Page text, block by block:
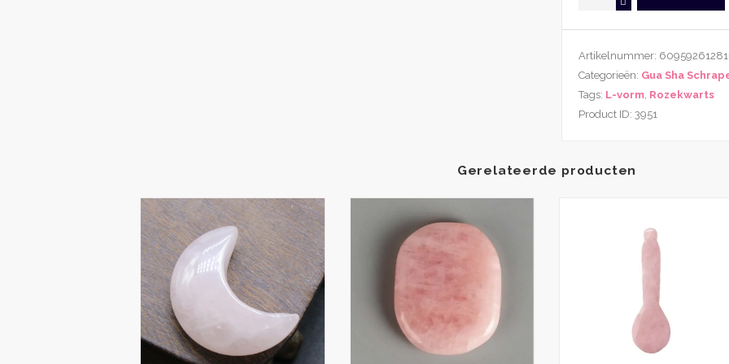
L-
vorm
aantal
Artikelnummer:
Categorieën: Gua Sha
Tags: L-vorm Rozekwarts
Product ID: 3951
Gerelateerde producten